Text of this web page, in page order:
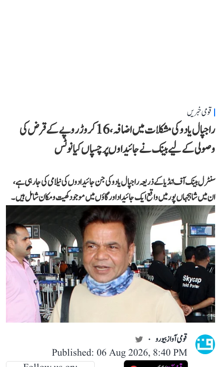
قومی خبریں
راجپال یادو کی مشکلات میں اضافہ، 16 کروڑ روپے کے قرض کی
وصولی کے لیے بینک نے جائیداوں پر چسپاں کیا نوٹس
سنٹرل بینک آف انڈیا کے ذریعہ راجپال یادو کی جن جائیدادوں کی نیلامی کی جا رہی ہے،
ان میں شاہجہاں پور میں واقع ایک جائیداد اور گاؤں میں موجود کھیت و مکان شامل ہیں۔
قومی آواز بیورو
Published: 06 Aug 2026, 8:40 PM